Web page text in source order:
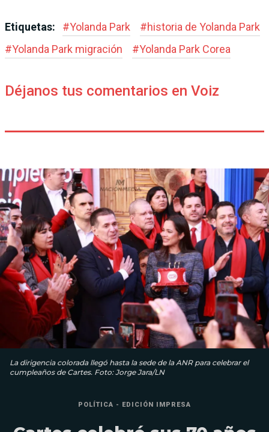
Etiquetas: #Yolanda Park #historia de Yolanda Park
#Yolanda Park migración #Yolanda Park Corea
Déjanos tus comentarios en Voiz
La dirigencia colorada llegó hasta la sede de la ANR para celebrar el
cumpleaños de Cartes. Foto: Jorge Jara/LN
POLÍTICA - EDICIÓN IMPRESA